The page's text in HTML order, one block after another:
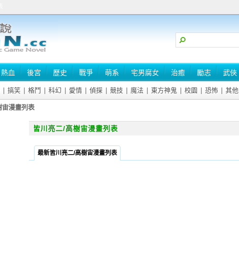
熱血 後宮 歷史 戰爭 萌系 宅男腐女 治癒 勵志 武俠
搞笑 格鬥 科幻 愛情 偵探 競技 魔法 東方神鬼 校園 恐怖 其他
宙漫畫列表
皆川亮二/高樹宙漫畫列表
最新皆川亮二/高樹宙漫畫列表